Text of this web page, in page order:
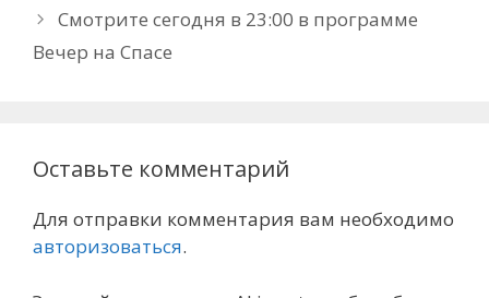
Смотрите сегодня в 23:00 в программе
Вечер на Спасе
Оставьте комментарий
Для отправки комментария вам необходимо
авторизоваться.